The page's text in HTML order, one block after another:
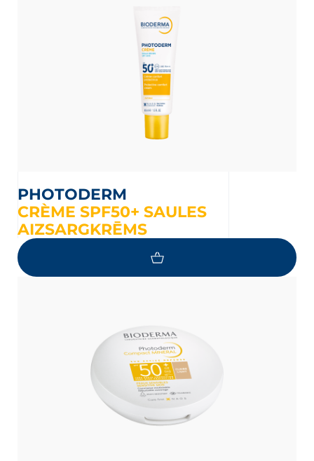
PHOTODERM
CRÈME SPF50+ SAULES
AIZSARGKRĒMS